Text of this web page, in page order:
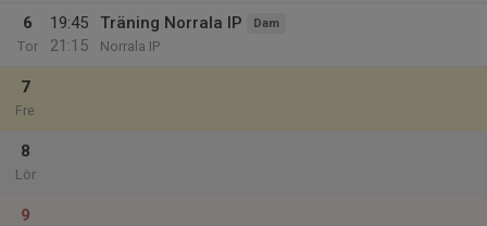
6
Tor
19:45
21:15
Träning Norrala IP Dam
Norrala IP
7
Fre
8
Lör
9